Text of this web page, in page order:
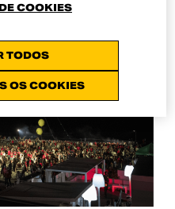
TODOS
OS COOKIES
COOKIES